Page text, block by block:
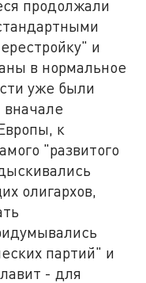
продолжали
и
в нормальное
уже были
вначале
к
"развитого
олигархов,
партий" и
- для